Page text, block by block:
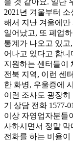
을 것 같아요. 일단
2021 년 겨울부터
해서 지난 겨울에만
일어났고, 또 폐업
통계가 나오고 있고,
어나고 있다고 합니
지원하는 센터들이
전북 지역, 이런 센
한 화병, 우울증에
이런 조사도 굉장히
기 상담 전화 1577-
이상 자영업자분들
사하시면서 정말
전화를 하는 비율